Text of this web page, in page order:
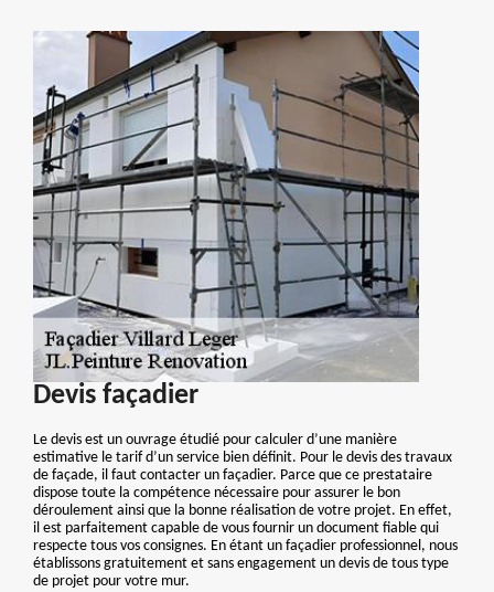
Devis façadier
Le devis est un ouvrage étudié pour calculer d’une manière
estimative le tarif d’un service bien définit. Pour le devis des travaux
de façade, il faut contacter un façadier. Parce que ce prestataire
dispose toute la compétence nécessaire pour assurer le bon
déroulement ainsi que la bonne réalisation de votre projet. En effet,
il est parfaitement capable de vous fournir un document fiable qui
respecte tous vos consignes. En étant un façadier professionnel, nous
établissons gratuitement et sans engagement un devis de tous type
de projet pour votre mur.